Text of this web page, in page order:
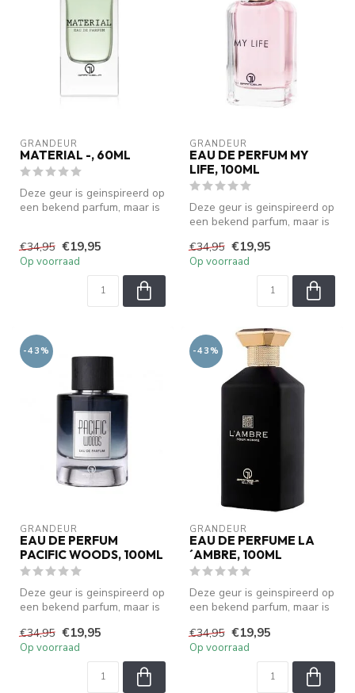
GRANDEUR
MATERIAL -, 60ML
Deze geur is geinspireerd op
een bekend parfum, maar is
€34,95 €19,95
Op voorraad
GRANDEUR
EAU DE PERFUM MY
LIFE, 100ML
Deze geur is geinspireerd op
een bekend parfum, maar is
€34,95 €19,95
Op voorraad
-43%
GRANDEUR
EAU DE PERFUM
PACIFIC WOODS, 100ML
Deze geur is geinspireerd op
een bekend parfum, maar is
€34,95 €19,95
Op voorraad
-43%
GRANDEUR
EAU DE PERFUME LA
´AMBRE, 100ML
Deze geur is geinspireerd op
een bekend parfum, maar is
€34,95 €19,95
Op voorraad